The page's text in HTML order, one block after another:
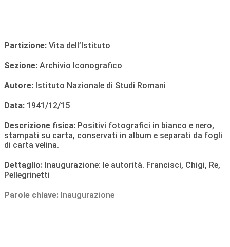
Partizione: Vita dell’Istituto
Sezione: Archivio Iconografico
Autore: Istituto Nazionale di Studi Romani
Data: 1941/12/15
Descrizione fisica: Positivi fotografici in bianco e nero,
stampati su carta, conservati in album e separati da fogli
di carta velina.
Dettaglio: Inaugurazione: le autorità. Francisci, Chigi, Re,
Pellegrinetti
Parole chiave: Inaugurazione